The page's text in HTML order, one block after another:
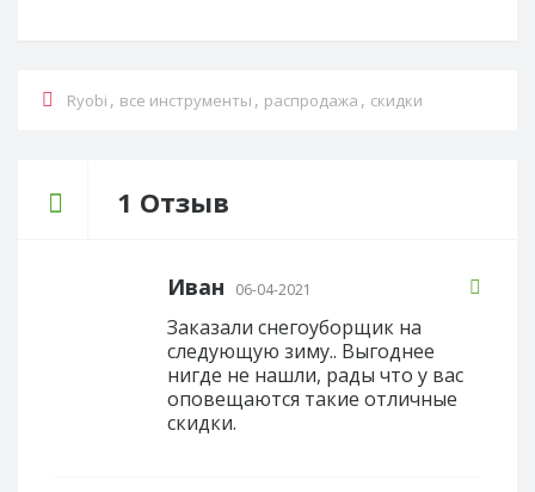
Ryobi , все инструменты , распродажа , скидки
1 Отзыв
Иван 06-04-2021
Заказали снегоуборщик на
следующую зиму.. Выгоднее
нигде не нашли, рады что у вас
оповещаются такие отличные
скидки.